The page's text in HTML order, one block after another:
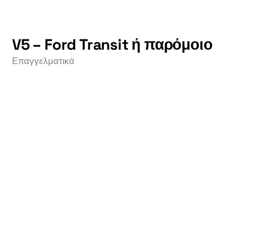
V5 – Ford Transit ή παρόμοιο
Επαγγελματικά